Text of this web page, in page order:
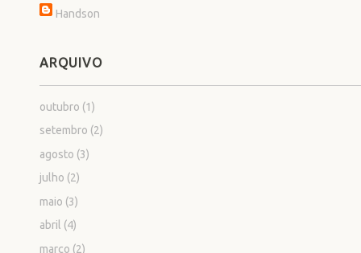
Handson
ARQUIVO
outubro (1)
setembro (2)
agosto (3)
julho (2)
maio (3)
abril (4)
março (2)